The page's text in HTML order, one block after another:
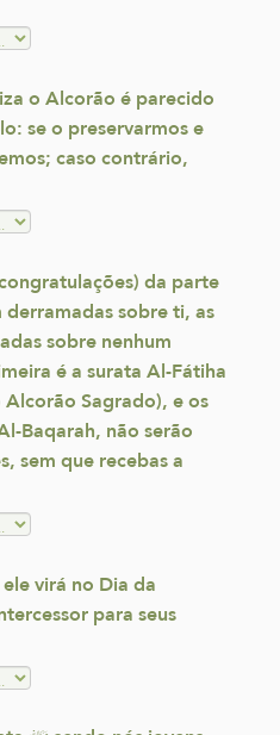
o Alcorão é parecido
se o preservarmos e
caso contrário,
da parte
sobre ti, as
sobre nenhum
é a surata Al-Fátiha
Sagrado), e os
Baqarah, não serão
sem que recebas a
virá no Dia da
para seus